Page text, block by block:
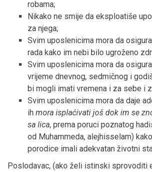
robama;
Nikako ne smije da eksploatiše
za njega;
Svim uposlenicima mora da
rada kako im nebi bilo ugroženo
Svim uposlenicima mora da
vrijeme dnevnog, sedmičnog i
bi mogli imati vremena i za sebe i
Svim uposlenicima mora da daje
ih mora isplaćivati još dok im se
sa lica, prema poruci poznatog
od Muhammeda, alejhisselam)
porodice imali adekvatan životni
Poslodavac, (ako želi istinski sprovoditi